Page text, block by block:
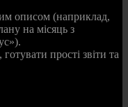
описом (наприклад,
на місяць з
прості звіти та